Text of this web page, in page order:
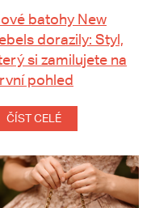
batohy New
dorazily: Styl,
si zamilujete na
pohled
ČÍST CELÉ